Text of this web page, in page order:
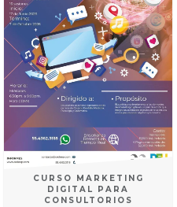
CURSO MARKETING
DIGITAL PARA
CONSULTORIOS